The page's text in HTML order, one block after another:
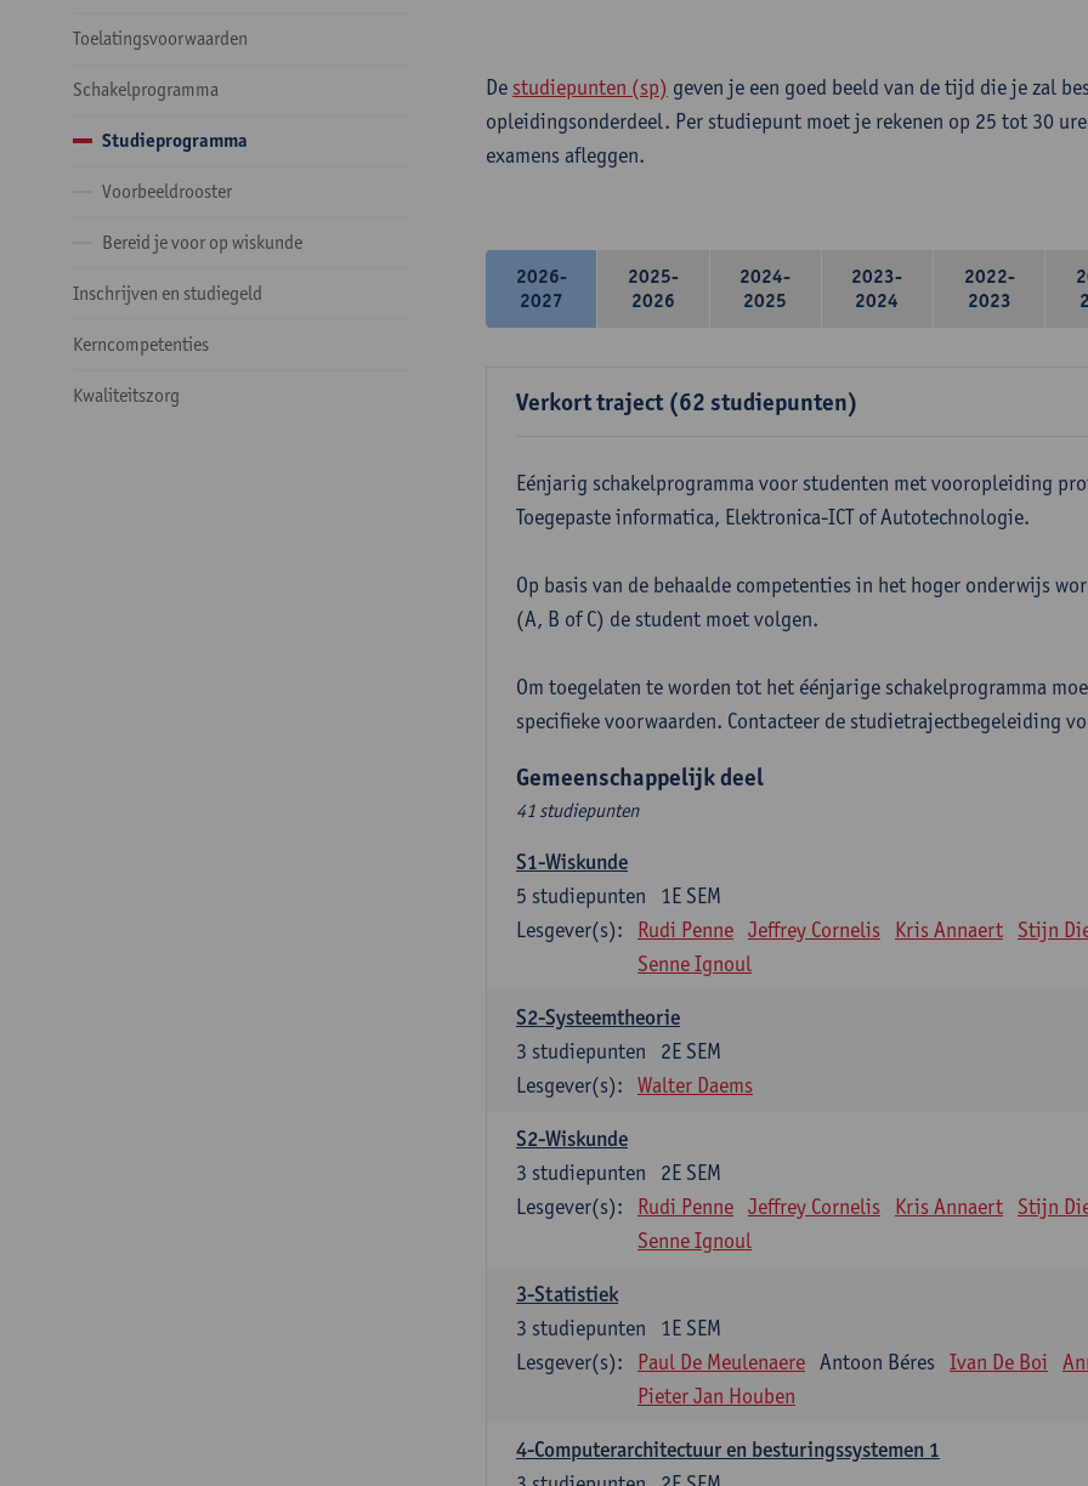
Toelatingsvoorwaarden
Schakelprogramma
Studieprogramma
Voorbeeldrooster
Bereid je voor op wiskunde
Inschrijven en studiegeld
Kerncompetenties
Kwaliteitszorg
De studiepunten (sp) geven je een goed beeld van de tijd die je zal
opleidingsonderdeel. Per studiepunt moet je rekenen op 25 tot 30
examens afleggen.
2026-
2027
2025-
2026
2024-
2025
2023-
2024
2022-
2023
Verkort traject (62 studiepunten)
Eénjarig schakelprogramma voor studenten met vooropleiding
Toegepaste informatica, Elektronica-ICT of Autotechnologie.
Op basis van de behaalde competenties in het hoger onderwijs
(A, B of C) de student moet volgen.
Om toegelaten te worden tot het éénjarige schakelprogramma
specifieke voorwaarden. Contacteer de studietrajectbegeleiding
Gemeenschappelijk deel
41 studiepunten
S1-Wiskunde
1E SEM
5 studiepunten
Lesgever(s):
Rudi Penne Jeffrey Cornelis Kris Annaert
Stijn
Senne Ignoul
S2-Systeemtheorie
2E SEM
3 studiepunten
Lesgever(s):
Walter Daems
S2-Wiskunde
2E SEM
3 studiepunten
Lesgever(s):
Rudi Penne Jeffrey Cornelis Kris Annaert
Stijn
Senne Ignoul
3-Statistiek
1E SEM
3 studiepunten
Lesgever(s):
Paul De Meulenaere Antoon Béres Ivan De Boi
Pieter Jan Houben
4-Computerarchitectuur en besturingssystemen 1